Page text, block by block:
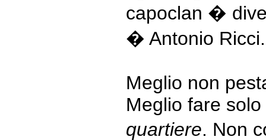
capoclan �
� Antonio Ricci.
Meglio non
Meglio fare solo
quartiere. Non